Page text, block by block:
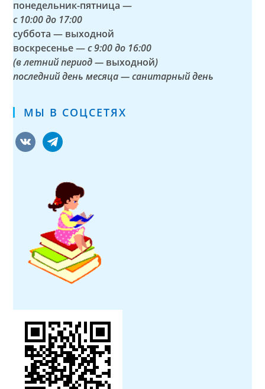
понедельник-пятница —
с 10:00 до 17:00
суббота — выходной
воскресенье —с 9:00 до 16:00
(в летний период — выходной)
последний день месяца — санитарный день
МЫ В СОЦСЕТЯХ
vkontaktetelegram